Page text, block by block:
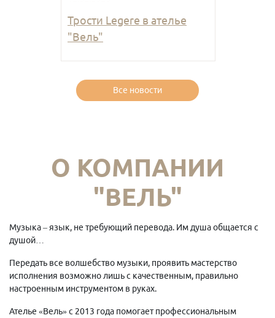
Трости Legere в ателье
"Вель"
Все новости
О КОМПАНИИ
"ВЕЛЬ"
Музыка – язык, не требующий перевода. Им душа общается с
душой…
Передать все волшебство музыки, проявить мастерство
исполнения возможно лишь с качественным, правильно
настроенным инструментом в руках.
Ателье «Вель» с 2013 года помогает профессиональным